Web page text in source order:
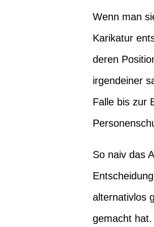
Wenn man
Karikatur
deren
irgendeiner
Falle bis zur
So naiv das
alternativlos
gemacht